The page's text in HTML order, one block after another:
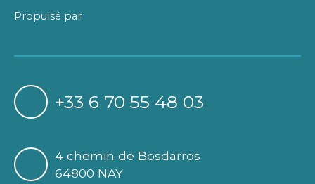
Propulsé par
+33 6 70 55 48 03
4 chemin de Bosdarros
64800 NAY